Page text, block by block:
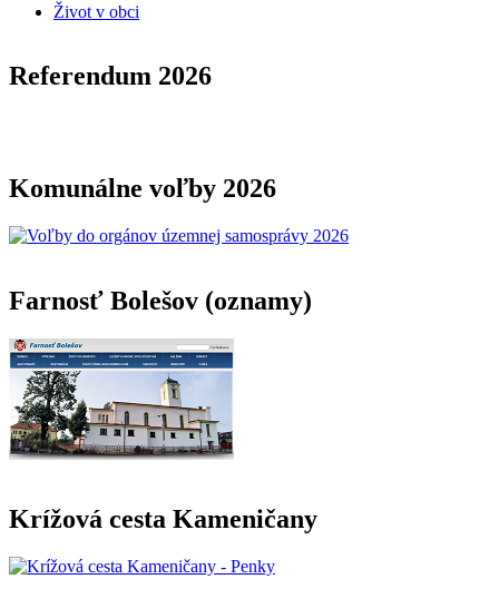
Život v obci
Referendum 2026
Komunálne voľby 2026
Farnosť Bolešov (oznamy)
Krížová cesta Kameničany